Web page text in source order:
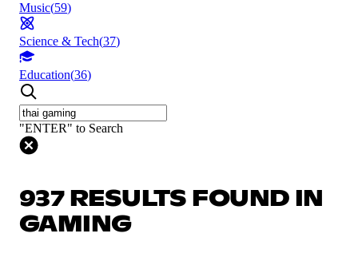
Music(59)
Science & Tech(37)
Education(36)
"ENTER" to Search
937 RESULTS FOUND IN
GAMING